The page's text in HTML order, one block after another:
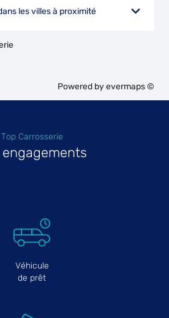
les villes à proximité
Powered byevermaps ©
Top Carrosserie
Véhicule
de prêt